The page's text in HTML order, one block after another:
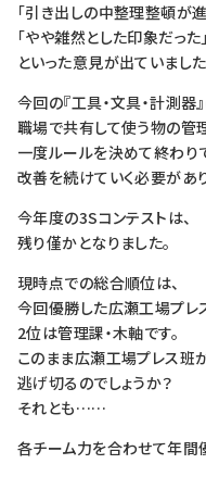
「引き出しの中整理整頓が進
「やや雑然とした印象だった」
といった意見が出ていました
今回の『工具・文具・計測器
職場で共有して使う物の管
一度ルールを決めて終わり
改善を続けていく必要があり
今年度の3Sコンテストは、
残り僅かとなりました。
現時点での総合順位は、
今回優勝した広瀬工場プレ
2位は管理課・木軸です。
このまま広瀬工場プレス班
逃げ切るのでしょうか？
それとも……
各チーム力を合わせて年間